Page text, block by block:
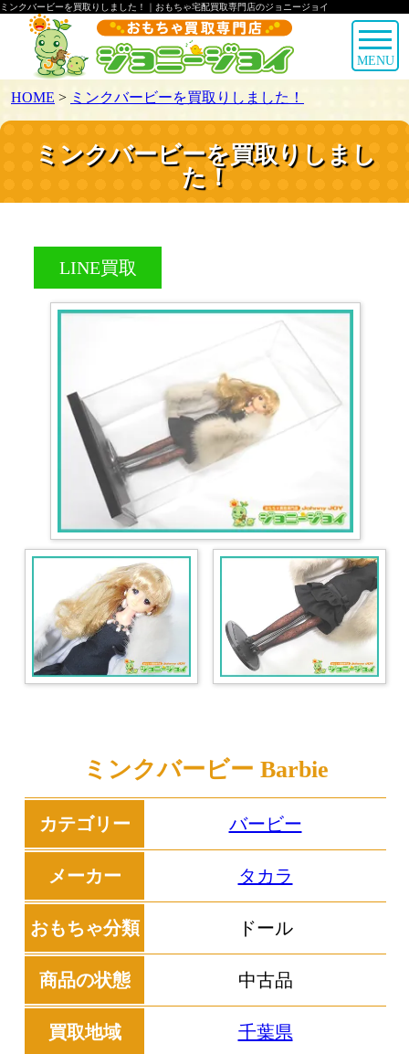
ミンクバービーを買取りしました！｜おもちゃ宅配買取専門店のジョニージョイ
MENU
HOME > ミンクバービーを買取りしました！
ミンクバービーを買取りしまし
た！
LINE買取
ミンクバービー Barbie
カテゴリー バービー
メーカー タカラ
おもちゃ分類 ドール
商品の状態 中古品
買取地域 千葉県